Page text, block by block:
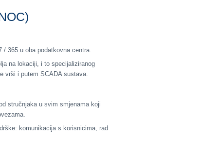
/ 365 u oba podatkovna centra.
na lokaciji, i to specijaliziranog
vrši i putem SCADA sustava.
stručnjaka u svim smjenama koji
komunikacija s korisnicima, rad